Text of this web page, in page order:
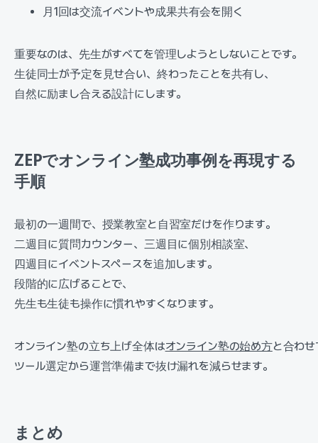
月1回は交流イベントや成果共有会を開く
重要なのは、先生がすべてを管理しようとしないことです。
生徒同士が予定を見せ合い、終わったことを共有し、
自然に励まし合える設計にします。
ZEPでオンライン塾成功事例を再現する
手順
最初の一週間で、授業教室と自習室だけを作ります。
二週目に質問カウンター、三週目に個別相談室、
四週目にイベントスペースを追加します。
段階的に広げることで、
先生も生徒も操作に慣れやすくなります。
オンライン塾の立ち上げ全体はオンライン塾の始め方と合わ
ツール選定から運営準備まで抜け漏れを減らせます。
まとめ